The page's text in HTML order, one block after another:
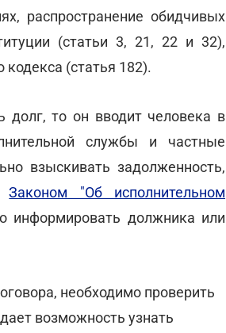
распространение обидчивых
(статьи 3, 21, 22 и 32),
кодекса (статья 182).
долг, то он вводит человека в
службы и частные
взыскивать задолженность,
Законом "Об исполнительном
информировать должника или
необходимо проверить
возможность узнать